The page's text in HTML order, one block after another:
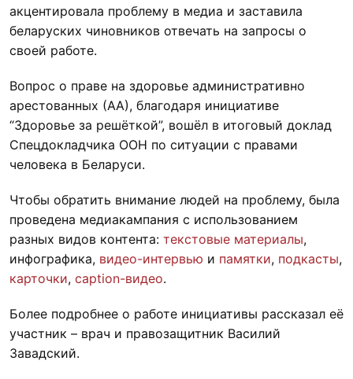
акцентировала проблему в медиа и заставила
беларуских чиновников отвечать на запросы о
своей работе.
Вопрос о праве на здоровье административно
арестованных (АА), благодаря инициативе
“Здоровье за решёткой”, вошёл в итоговый доклад
Спецдокладчика ООН по ситуации с правами
человека в Беларуси.
Чтобы обратить внимание людей на проблему, была
проведена медиакампания с использованием
разных видов контента: текстовые материалы,
инфографика, видео-интервью и памятки, подкасты,
карточки, caption-видео.
Более подробнее о работе инициативы рассказал её
участник – врач и правозащитник Василий
Завадский.